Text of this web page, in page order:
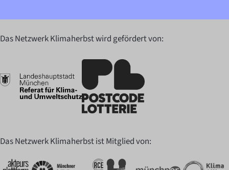
Das Netzwerk Klimaherbst wird gefördert von:
Das Netzwerk Klimaherbst ist Mitglied von: